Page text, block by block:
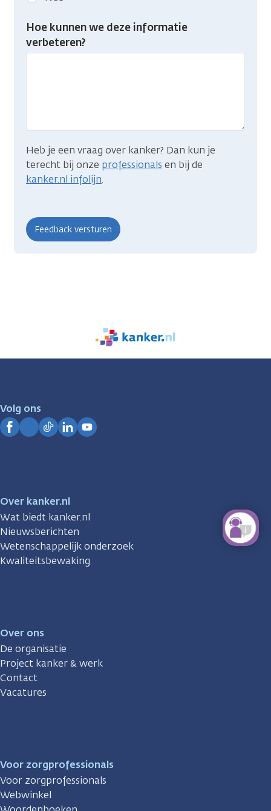
feedback:
Heb
gevonden
Hoe kunnen we deze informatie
verbeteren?
Heb je een vraag over kanker? Dan kun je
terecht bij onze professionals en bij de
kanker.nl infolijn.
We
zijn
Volg ons
Over kanker.nl
Wat biedt kanker.nl
Nieuwsberichten
Wetenschappelijk onderzoek
Kwaliteitsbewaking
Over ons
De organisatie
Project kanker & werk
Contact
Vacatures
Voor zorgprofessionals
Voor zorgprofessionals
Webwinkel